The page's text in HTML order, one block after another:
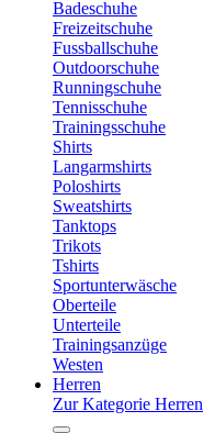
Badeschuhe
Freizeitschuhe
Fussballschuhe
Outdoorschuhe
Runningschuhe
Tennisschuhe
Trainingsschuhe
Shirts
Langarmshirts
Poloshirts
Sweatshirts
Tanktops
Trikots
Tshirts
Sportunterwäsche
Oberteile
Unterteile
Trainingsanzüge
Westen
Herren
Zur Kategorie Herren